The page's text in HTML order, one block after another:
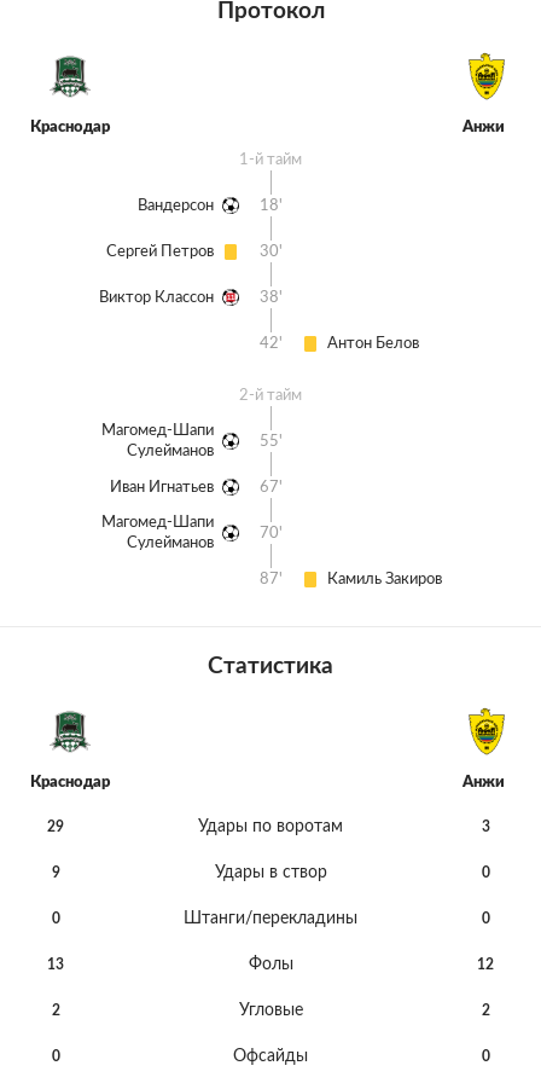
Протокол
Краснодар Анжи
1-й тайм
Вандерсон 18'
Сергей Петров 30'
Виктор Классон 38'
Антон Белов
42'
2-й тайм
Магомед-Шапи
Сулейманов
55'
Иван Игнатьев 67'
Магомед-Шапи
Сулейманов
70'
Камиль Закиров
87'
Статистика
Краснодар Анжи
29 Удары по воротам 3
9 Удары в створ 0
0 Штанги/перекладины 0
13 Фолы 12
2 Угловые 2
0 Офсайды 0